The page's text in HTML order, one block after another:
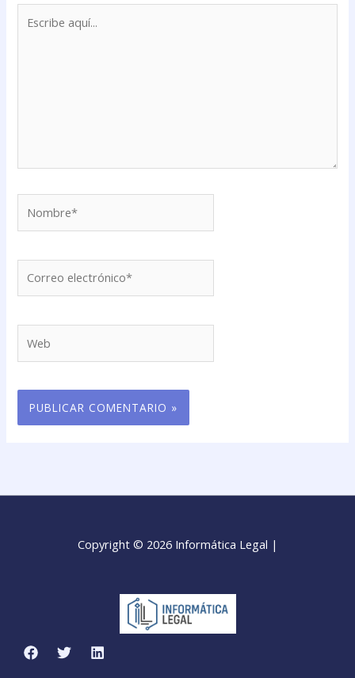
aquí...
electrónico*
Copyright © 2026 Informática Legal |